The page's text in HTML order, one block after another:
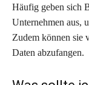
Häufig geben sich
Unternehmen aus,
Zudem können sie
Daten abzufangen.